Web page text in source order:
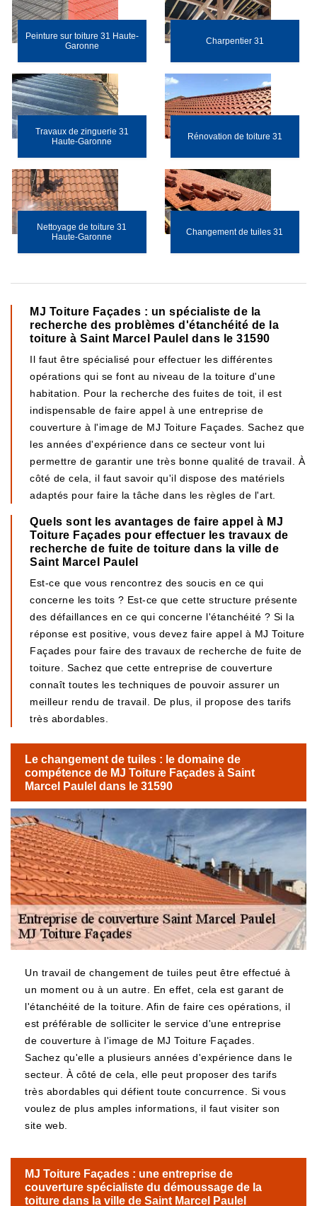
Peinture sur toiture 31 Haute-
Garonne
Charpentier 31
Travaux de zinguerie 31
Haute-Garonne
Rénovation de toiture 31
Nettoyage de toiture 31
Haute-Garonne
Changement de tuiles 31
MJ Toiture Façades : un spécialiste de la
recherche des problèmes d'étanchéité de la
toiture à Saint Marcel Paulel dans le 31590
Il faut être spécialisé pour effectuer les différentes
opérations qui se font au niveau de la toiture d'une
habitation. Pour la recherche des fuites de toit, il est
indispensable de faire appel à une entreprise de
couverture à l'image de MJ Toiture Façades. Sachez que
les années d'expérience dans ce secteur vont lui
permettre de garantir une très bonne qualité de travail. À
côté de cela, il faut savoir qu'il dispose des matériels
adaptés pour faire la tâche dans les règles de l'art.
Quels sont les avantages de faire appel à MJ
Toiture Façades pour effectuer les travaux de
recherche de fuite de toiture dans la ville de
Saint Marcel Paulel
Est-ce que vous rencontrez des soucis en ce qui
concerne les toits ? Est-ce que cette structure présente
des défaillances en ce qui concerne l'étanchéité ? Si la
réponse est positive, vous devez faire appel à MJ Toiture
Façades pour faire des travaux de recherche de fuite de
toiture. Sachez que cette entreprise de couverture
connaît toutes les techniques de pouvoir assurer un
meilleur rendu de travail. De plus, il propose des tarifs
très abordables.
Le changement de tuiles : le domaine de
compétence de MJ Toiture Façades à Saint
Marcel Paulel dans le 31590
Un travail de changement de tuiles peut être effectué à
un moment ou à un autre. En effet, cela est garant de
l'étanchéité de la toiture. Afin de faire ces opérations, il
est préférable de solliciter le service d'une entreprise
de couverture à l'image de MJ Toiture Façades.
Sachez qu'elle a plusieurs années d'expérience dans le
secteur. À côté de cela, elle peut proposer des tarifs
très abordables qui défient toute concurrence. Si vous
voulez de plus amples informations, il faut visiter son
site web.
MJ Toiture Façades : une entreprise de
couverture spécialiste du démoussage de la
toiture dans la ville de Saint Marcel Paulel